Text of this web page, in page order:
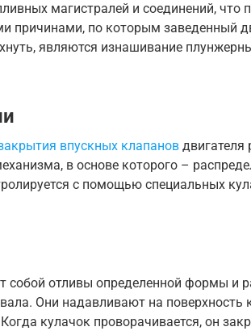
магистралей и соединений, что
причинами, по которым заведенный
являются изнашивание
впускных клапанов двигателя
в основе которого –
с помощью специальных
собой отливы определенной формы и
Они надавливают на поверхность
кулачок проворачивается, он